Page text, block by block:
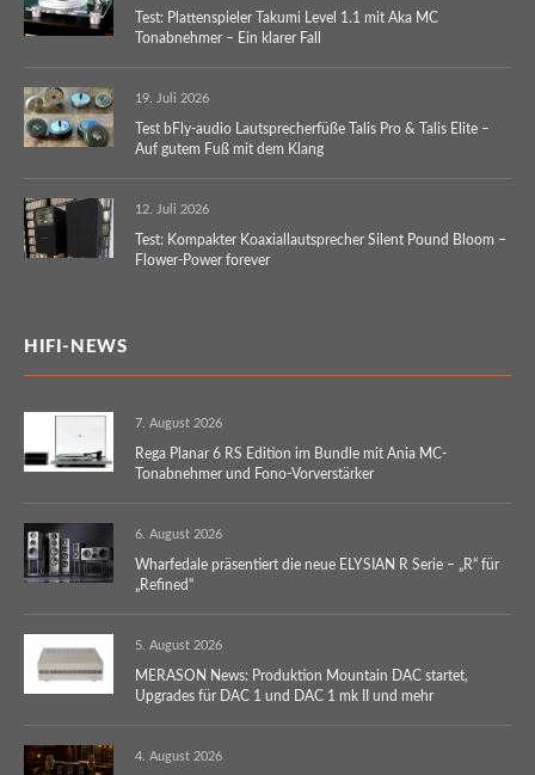
Test: Plattenspieler Takumi Level 1.1 mit Aka MC
Tonabnehmer – Ein klarer Fall
19. Juli 2026
Test bFly-audio Lautsprecherfüße Talis Pro & Talis Elite –
Auf gutem Fuß mit dem Klang
12. Juli 2026
Test: Kompakter Koaxiallautsprecher Silent Pound Bloom –
Flower-Power forever
HIFI-NEWS
7. August 2026
Rega Planar 6 RS Edition im Bundle mit Ania MC-
Tonabnehmer und Fono-Vorverstärker
6. August 2026
Wharfedale präsentiert die neue ELYSIAN R Serie – „R“ für
„Refined“
5. August 2026
MERASON News: Produktion Mountain DAC startet,
Upgrades für DAC 1 und DAC 1 mk II und mehr
4. August 2026